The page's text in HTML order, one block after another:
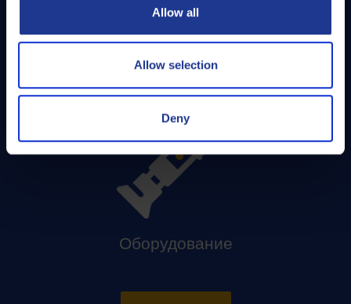
Allow all
Allow selection
Deny
ЧИТАТЬ ДАЛЕЕ
Оборудование